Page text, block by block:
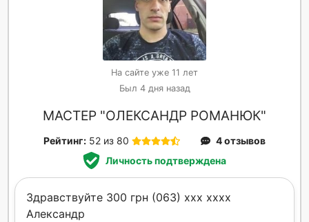
На сайте уже 11 лет
Был 4 дня назад
МАСТЕР "ОЛЕКСАНДР РОМАНЮК"
Рейтинг: 52 из 80
4 отзывов
Личность подтверждена
Здравствуйте 300 грн (063) xxx xxxx
Александр